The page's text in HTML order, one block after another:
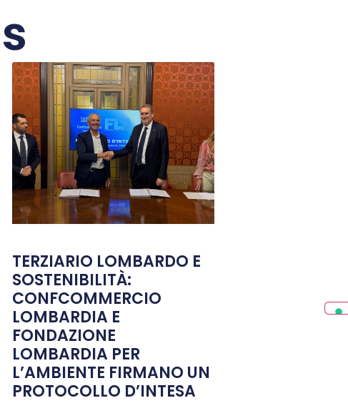
TERZIARIO LOMBARDO E
SOSTENIBILITÀ:
CONFCOMMERCIO
LOMBARDIA E
FONDAZIONE
LOMBARDIA PER
L’AMBIENTE FIRMANO UN
PROTOCOLLO D’INTESA